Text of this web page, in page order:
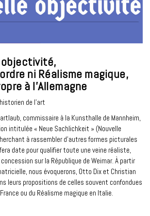
objectivité,
ni Réalisme magique,
à l'Allemagne
de l’art
commissaire à la Kunsthalle de Mannheim,
intitulée « Neue Sachlichkeit » (Nouvelle
à rassembler d’autres formes picturales
date pour qualifier toute une veine réaliste,
sur la République de Weimar. À partir
nous évoquerons, Otto Dix et Christian
leurs propositions de celles souvent confondues
ou du Réalisme magique en Italie.